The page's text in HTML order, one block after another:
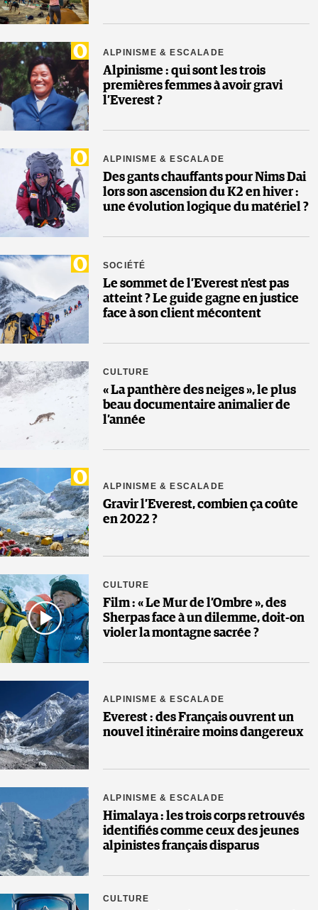
ALPINISME & ESCALADE
Alpinisme : qui sont les trois
premières femmes à avoir gravi
l’Everest ?
ALPINISME & ESCALADE
Des gants chauffants pour Nims Dai
lors son ascension du K2 en hiver :
une évolution logique du matériel ?
SOCIÉTÉ
Le sommet de l’Everest n’est pas
atteint ? Le guide gagne en justice
face à son client mécontent
CULTURE
« La panthère des neiges », le plus
beau documentaire animalier de
l’année
ALPINISME & ESCALADE
Gravir l’Everest, combien ça coûte
en 2022 ?
CULTURE
Film : « Le Mur de l’Ombre », des
Sherpas face à un dilemme, doit-on
violer la montagne sacrée ?
ALPINISME & ESCALADE
Everest : des Français ouvrent un
nouvel itinéraire moins dangereux
ALPINISME & ESCALADE
Himalaya : les trois corps retrouvés
identifiés comme ceux des jeunes
alpinistes français disparus
CULTURE